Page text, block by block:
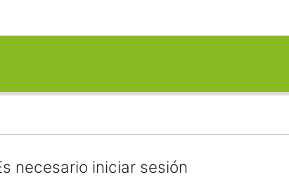
necesario iniciar sesión